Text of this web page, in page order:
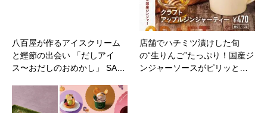
八百屋が作るアイスクリーム
と鰹節の出会い 「だしアイ
ス〜おだしのおめかし」 SA…
店舗でハチミツ漬けした旬
の“生りんご”たっぷり！国産ジ
ンジャーソースがピリッと…